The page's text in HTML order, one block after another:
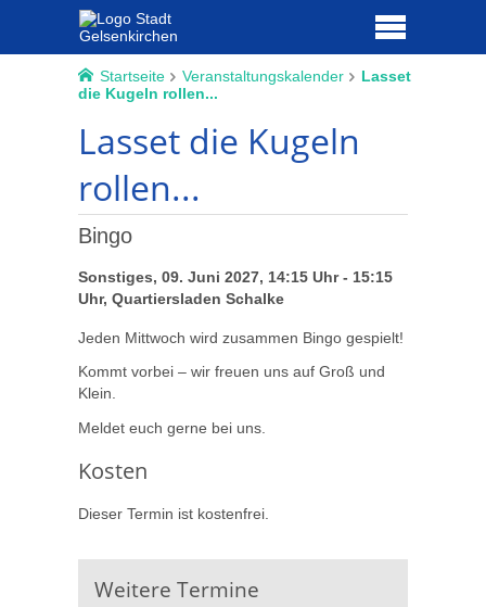
Startseite Veranstaltungskalender
Lasset
die Kugeln rollen...
Lasset die Kugeln
rollen...
Bingo
Sonstiges, 09. Juni 2027, 14:15 Uhr - 15:15
Uhr, Quartiersladen Schalke
Jeden Mittwoch wird zusammen Bingo gespielt!
Kommt vorbei – wir freuen uns auf Groß und
Klein.
Meldet euch gerne bei uns.
Kosten
Dieser Termin ist kostenfrei.
Weitere Termine